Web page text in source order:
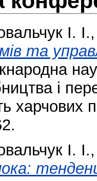
І. І.
та
і
І. І.